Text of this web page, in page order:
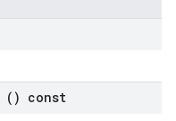
() const